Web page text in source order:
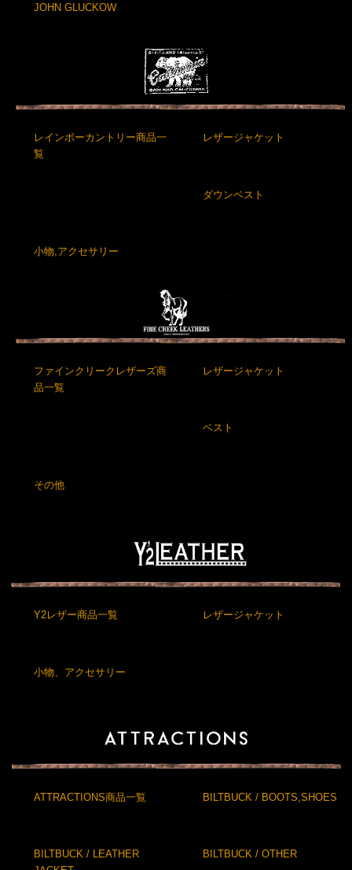
JOHN GLUCKOW
レインボーカントリー商品一
覧
レザージャケット
ダウンベスト
小物,アクセサリー
ファインクリークレザーズ商
品一覧
レザージャケット
ベスト
その他
Y2レザー商品一覧 レザージャケット
小物、アクセサリー
ATTRACTIONS商品一覧 BILTBUCK / BOOTS,SHOES
BILTBUCK / LEATHER
BILTBUCK / OTHER